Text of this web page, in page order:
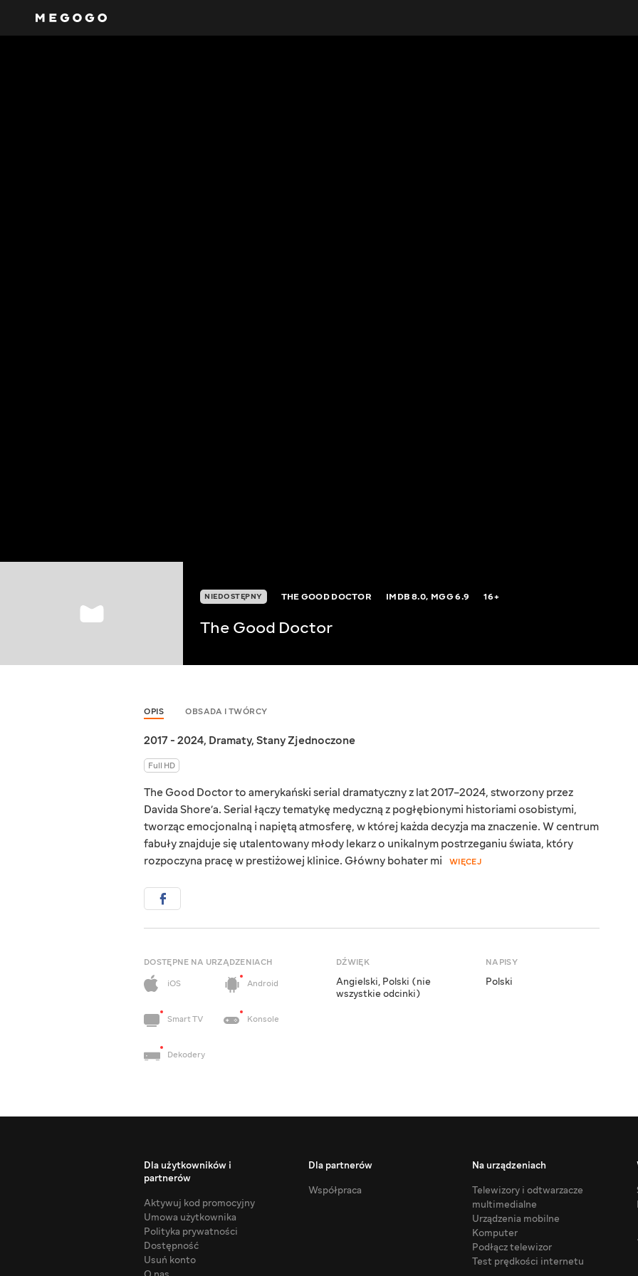
NIEDOSTĘPNY THE GOOD DOCTOR IMDB8.0, MGG6.9 16+
The Good Doctor
OPIS OBSADA I TWÓRCY
2017 - 2024, Dramaty, Stany Zjednoczone
Full HD
The Good Doctor to amerykański serial dramatyczny z lat 2017–2024, stworzony przez
Davida Shore’a. Serial łączy tematykę medyczną z pogłębionymi historiami osobistymi,
tworząc emocjonalną i napiętą atmosferę, w której każda decyzja ma znaczenie. W centrum
fabuły znajduje się utalentowany młody lekarz o unikalnym postrzeganiu świata, który
rozpoczyna pracę w prestiżowej klinice. Główny bohater mi
WIĘCEJ
DOSTĘPNE NA URZĄDZENIACH
iOS
Android
Smart TV Konsole
Dekodery
DŹWIĘK
Angielski, Polski (nie
wszystkie odcinki)
NAPISY
Polski
Dla użytkowników i
partnerów
Aktywuj kod promocyjny
Umowa użytkownika
Polityka prywatności
Dostępność
Usuń konto
Dla partnerów
Współpraca
Na urządzeniach
Telewizory i odtwarzacze
multimedialne
Urządzenia mobilne
Komputer
Podłącz telewizor
Test prędkości internetu